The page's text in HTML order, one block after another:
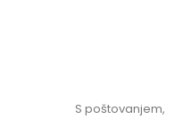
S poštovanjem,